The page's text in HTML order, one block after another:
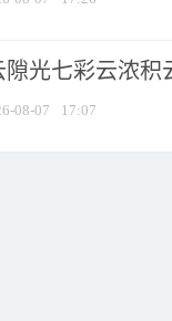
隙光七彩云浓积
08-07 17:07